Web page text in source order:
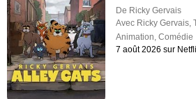
De Ricky Gervais
Avec Ricky Gervais,
Animation,Comédie
7 août 2026 sur